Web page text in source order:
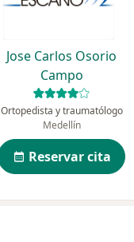
Jose Carlos Osorio
Campo
Ortopedista y traumatólogo
Medellín
Reservar cita